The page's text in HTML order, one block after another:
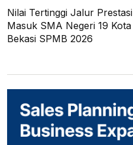
Nilai Tertinggi Jalur Prestasi
Masuk SMA Negeri 19 Kota
Bekasi SPMB 2026